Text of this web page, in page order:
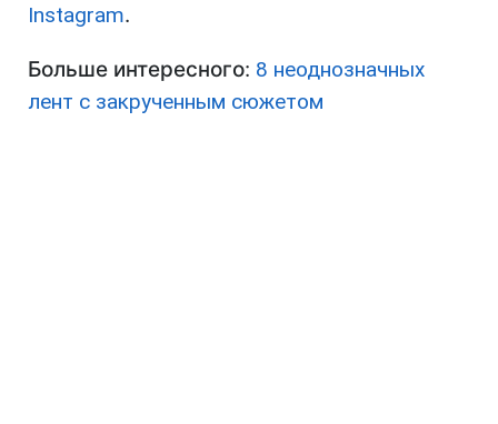
Instagram.
Больше интересного: 8 неоднозначных
лент с закрученным сюжетом